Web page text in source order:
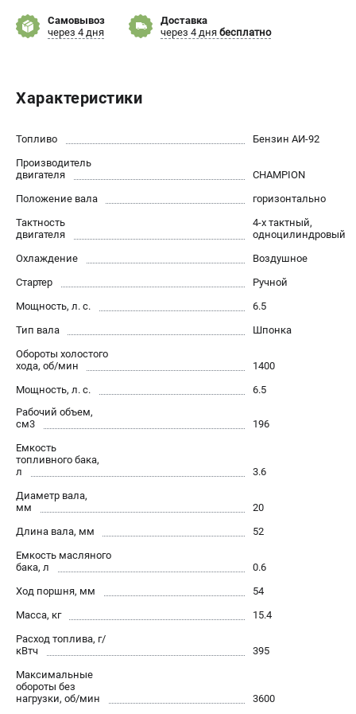
ИНФОРМАЦИЯ
Новости
Способы оплаты
КАТАЛОГ
Аккумуляторная техника
Генераторы электричества
Мотоблоки
Мотопомпы
Садовая техника
Сварочное оборудование
Станки
Строительная техника
Уборочная техника
ТЕЛЕФОН (САНКТ-ПЕТЕРБУРГ)
+7 (812) 448-13-08
офертой.
8 (800) 550-70-46
Самовывоз
через 4 дня
Доставка
через 4 дня бесплатно
Характеристики
Топливо
Бензин АИ-92
Производитель
двигателя
CHAMPION
Положение вала
горизонтально
Тактность
двигателя
4-х тактный,
одноцилиндровый
Охлаждение
Воздушное
Стартер
Ручной
Мощность, л. с.
6.5
Тип вала
Шпонка
Обороты холостого
хода, об/мин
1400
Мощность, л. с.
6.5
Рабочий объем,
см3
196
Емкость
топливного бака,
л
3.6
Диаметр вала,
мм
20
Длина вала, мм
52
Емкость масляного
бака, л
0.6
Ход поршня, мм
54
Масса, кг
15.4
Расход топлива, г/
кВтч
395
Максимальные
обороты без
нагрузки, об/мин
3600